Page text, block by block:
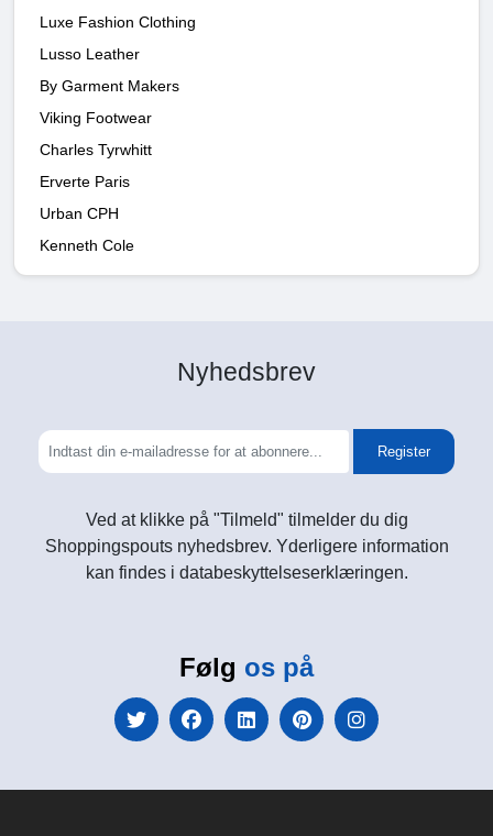
Luxe Fashion Clothing
Lusso Leather
By Garment Makers
Viking Footwear
Charles Tyrwhitt
Erverte Paris
Urban CPH
Kenneth Cole
Nyhedsbrev
Register
Ved at klikke på "Tilmeld" tilmelder du dig
Shoppingspouts nyhedsbrev. Yderligere information
kan findes i databeskyttelseserklæringen.
Følg os på